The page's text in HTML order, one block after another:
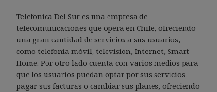
Telefonica Del Sur es una empresa de
telecomunicaciones que opera en Chile, ofreciendo
una gran cantidad de servicios a sus usuarios,
como telefonía móvil, televisión, Internet, Smart
Home. Por otro lado cuenta con varios medios para
que los usuarios puedan optar por sus servicios,
pagar sus facturas o cambiar sus planes, ofreciendo